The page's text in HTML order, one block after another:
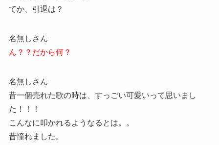
てか、引退は？
名無しさん
ん？？だから何？
名無しさん
昔一個売れた歌の時は、すっごい可愛いって思いまし
た！！！
こんなに叩かれるようなるとは。。
昔憧れました。